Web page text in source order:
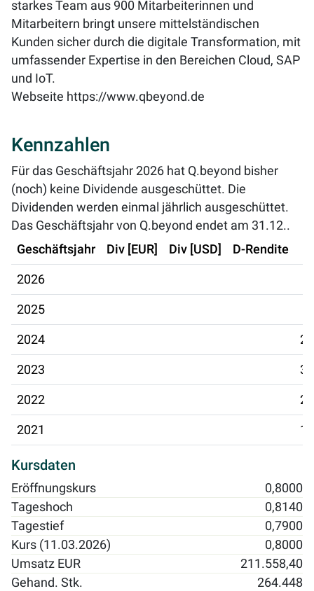
starkes Team aus 900 Mitarbeiterinnen und
Mitarbeitern bringt unsere mittelständischen
Kunden sicher durch die digitale Transformation, mit
umfassender Expertise in den Bereichen Cloud, SAP
und IoT.
Webseite https://www.qbeyond.de
Kennzahlen
Für das Geschäftsjahr 2026 hat Q.beyond bisher
(noch) keine Dividende ausgeschüttet. Die
Dividenden werden einmal jährlich ausgeschüttet.
Das Geschäftsjahr von Q.beyond endet am 31.12..
Geschäftsjahr
Div [EUR] Div [USD] D-Rendite
2026
2025
2024
2023
2022
2021
Kursdaten
Eröffnungskurs
0,8000
Tageshoch
0,8140
Tagestief
0,7900
Kurs (11.03.2026)
0,8000
Umsatz EUR
211.558,40
Gehand. Stk.
264.448